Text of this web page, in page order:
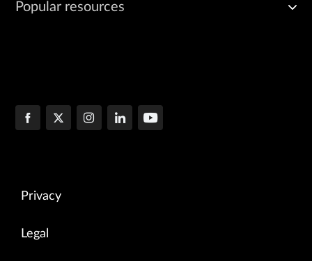
Popular resources
Privacy
Legal